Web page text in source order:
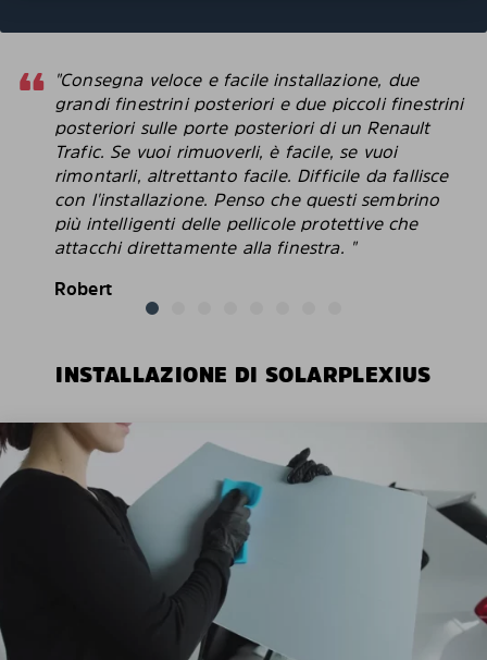
"Consegna veloce e facile installazione, due
grandi finestrini posteriori e due piccoli finestrini
posteriori sulle porte posteriori di un Renault
Trafic. Se vuoi rimuoverli, è facile, se vuoi
rimontarli, altrettanto facile. Difficile da fallisce
con l'installazione. Penso che questi sembrino
più intelligenti delle pellicole protettive che
attacchi direttamente alla finestra. "
Robert
INSTALLAZIONE DI SOLARPLEXIUS